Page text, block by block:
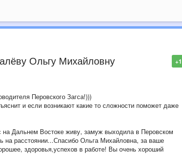
+1
Ольгу Михайловну
Перовского Загса!)))
и если возникают какие то сложности поможет даже
Дальнем Востоке живу, замуж выходила в Перовском
расстоянии...Спасибо Ольга Михайловна, за ваше
здоровья,успехов в работе! Вы очень хороший